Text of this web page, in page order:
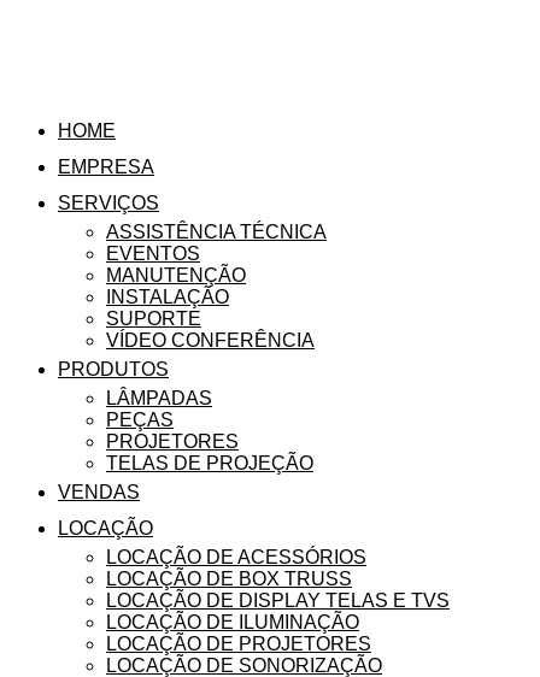
HOME
EMPRESA
SERVIÇOS
ASSISTÊNCIA TÉCNICA
EVENTOS
MANUTENÇÃO
INSTALAÇÃO
SUPORTE
VÍDEO CONFERÊNCIA
PRODUTOS
LÂMPADAS
PEÇAS
PROJETORES
TELAS DE PROJEÇÃO
VENDAS
LOCAÇÃO
LOCAÇÃO DE ACESSÓRIOS
LOCAÇÃO DE BOX TRUSS
LOCAÇÃO DE DISPLAY TELAS E TVS
LOCAÇÃO DE ILUMINAÇÃO
LOCAÇÃO DE PROJETORES
LOCAÇÃO DE SONORIZAÇÃO